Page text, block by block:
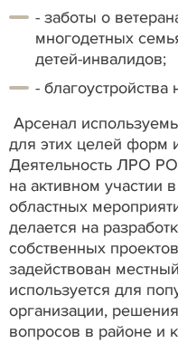
- заботы о
многодетных
детей-инвалидов;
-
Арсенал
для этих целей форм
Деятельность ЛРО
на активном участии
областных
делается на
собственных
задействован
используется для
организации,
вопросов в районе и